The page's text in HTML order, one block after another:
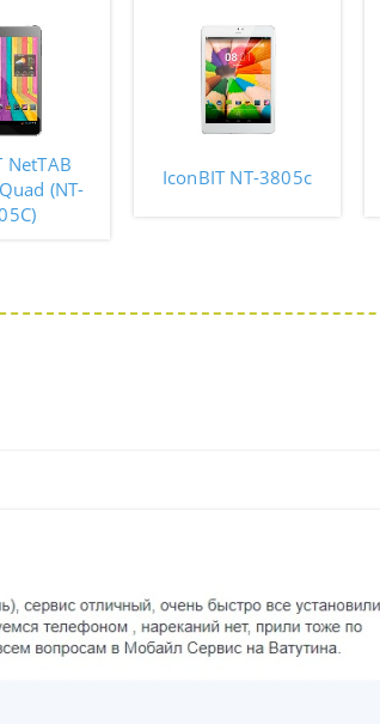
NetTAB
(NT-
IconBIT NT-3805c